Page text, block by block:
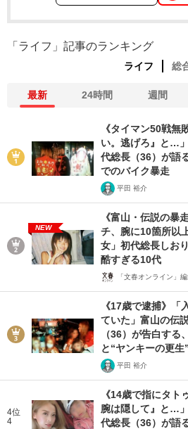
「ライフ」記事のランキング
ライフ 総
最新 24時間 週間
《タイマン50戦無
い。逃げろ』と…
代総長（36）が語
でのバイク暴走
平田 裕介
NEW
《富山・伝説の暴
チ、腕に10箇所以
女」初代総長しお
酷すぎる10代
「文春オンライン」
《17歳で逮捕》「
ていた」富山の伝
（36）が告白する
と“ヤンキーの更生”
平田 裕介
4位
4
《14歳で指にタト
腕は隠して』と…
代総長（36）が語